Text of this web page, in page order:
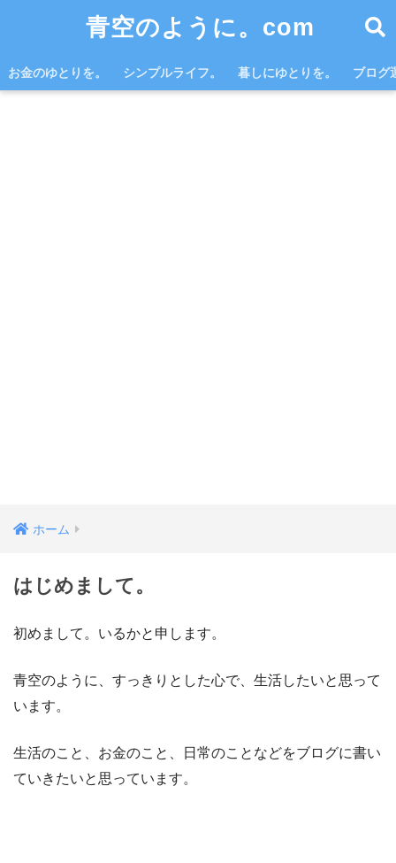
青空のように。com
お金のゆとりを。 シンプルライフ。 暮しにゆとりを。 ブログ
ホーム
はじめまして。
初めまして。いるかと申します。
青空のように、すっきりとした心で、生活したいと思って
います。
生活のこと、お金のこと、日常のことなどをブログに書い
ていきたいと思っています。